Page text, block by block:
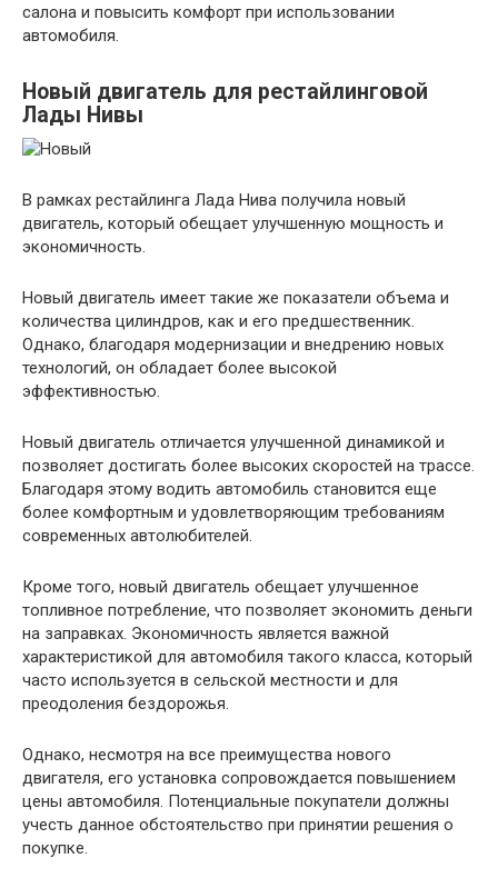
салона и повысить комфорт при использовании
автомобиля.
Новый двигатель для рестайлинговой
Лады Нивы
В рамках рестайлинга Лада Нива получила новый
двигатель, который обещает улучшенную мощность и
экономичность.
Новый двигатель имеет такие же показатели объема и
количества цилиндров, как и его предшественник.
Однако, благодаря модернизации и внедрению новых
технологий, он обладает более высокой
эффективностью.
Новый двигатель отличается улучшенной динамикой и
позволяет достигать более высоких скоростей на трассе.
Благодаря этому водить автомобиль становится еще
более комфортным и удовлетворяющим требованиям
современных автолюбителей.
Кроме того, новый двигатель обещает улучшенное
топливное потребление, что позволяет экономить деньги
на заправках. Экономичность является важной
характеристикой для автомобиля такого класса, который
часто используется в сельской местности и для
преодоления бездорожья.
Однако, несмотря на все преимущества нового
двигателя, его установка сопровождается повышением
цены автомобиля. Потенциальные покупатели должны
учесть данное обстоятельство при принятии решения о
покупке.